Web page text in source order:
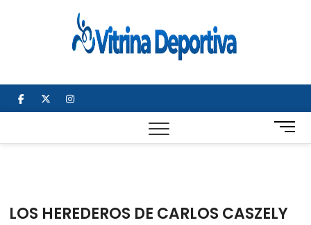
facebook
twitterinstagram
B
o
e
LOS HEREDEROS DE CARLOS CASZELY